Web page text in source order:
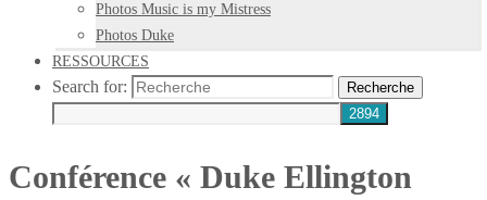
Photos Music is my Mistress
Photos Duke
RESSOURCES
Search for: Recherche
Conférence « Duke Ellington